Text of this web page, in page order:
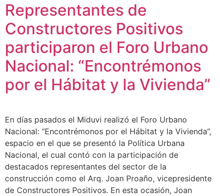
Representantes de
Constructores Positivos
participaron el Foro Urbano
Nacional: “Encontrémonos
por el Hábitat y la Vivienda”
En días pasados el Miduvi realizó el Foro Urbano
Nacional: “Encontrémonos por el Hábitat y la Vivienda”,
espacio en el que se presentó la Política Urbana
Nacional, el cual contó con la participación de
destacados representantes del sector de la
construcción como el Arq. Joan Proaño, vicepresidente
de Constructores Positivos. En esta ocasión, Joan